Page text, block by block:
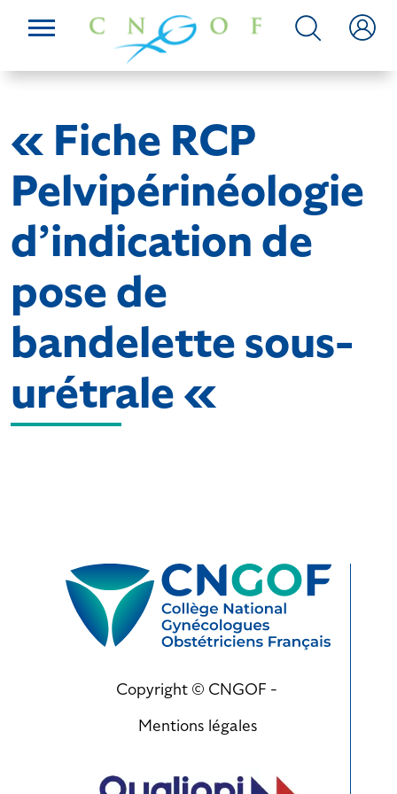
« Fiche RCP
Pelvipérinéologie
d’indication de
pose de
bandelette sous-
urétrale «
Copyright © CNGOF -
Mentions légales